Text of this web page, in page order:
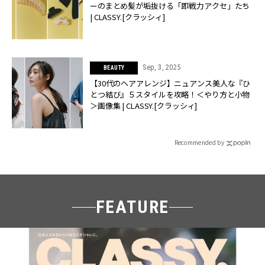
ーのまとめ髪が垢抜ける「即戦力アクセ」たち
| CLASSY.[クラッシィ]
BEAUTY Sep, 3, 2025
【30代のヘアアレンジ】ニュアンス美人な『ひ
とつ結び』５スタイルを攻略！＜やり方と小物
＞画像集 | CLASSY.[クラッシィ]
Recommended by
FEATURE